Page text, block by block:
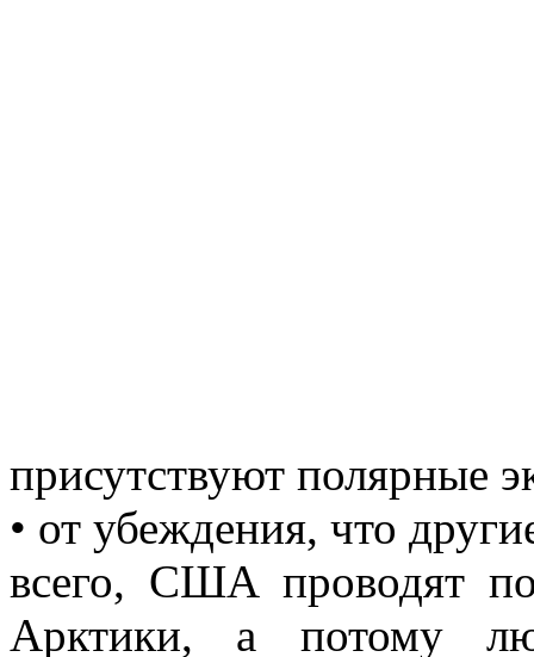
присутствуют полярные
• от убеждения, что
всего, США проводят
Арктики, а потому